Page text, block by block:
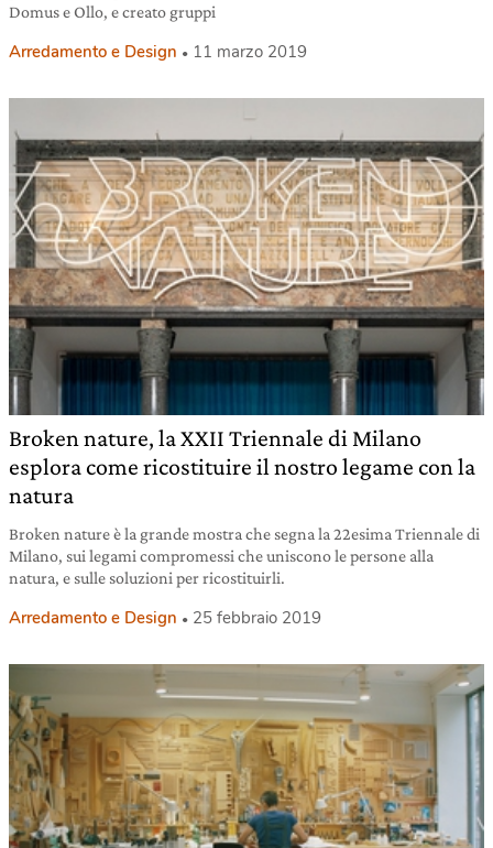
Domus e Ollo, e creato gruppi
Arredamento e Design 11 marzo 2019
Broken nature, la XXII Triennale di Milano
esplora come ricostituire il nostro legame con la
natura
Broken nature è la grande mostra che segna la 22esima Triennale di
Milano, sui legami compromessi che uniscono le persone alla
natura, e sulle soluzioni per ricostituirli.
Arredamento e Design 25 febbraio 2019